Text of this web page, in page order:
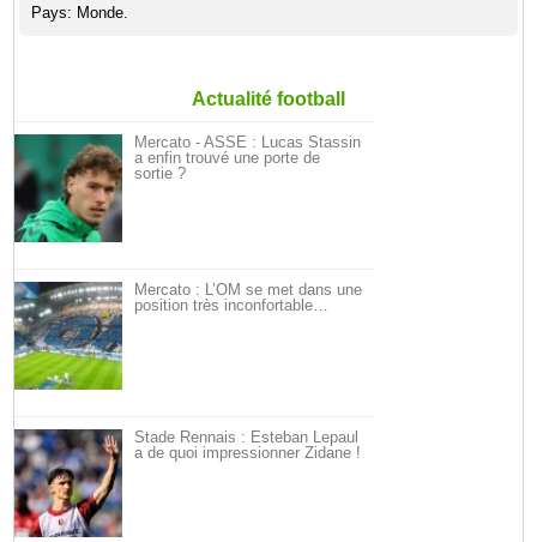
Pays: Monde.
Actualité football
Mercato - ASSE : Lucas Stassin
a enfin trouvé une porte de
sortie ?
Mercato : L’OM se met dans une
position très inconfortable…
Stade Rennais : Esteban Lepaul
a de quoi impressionner Zidane !